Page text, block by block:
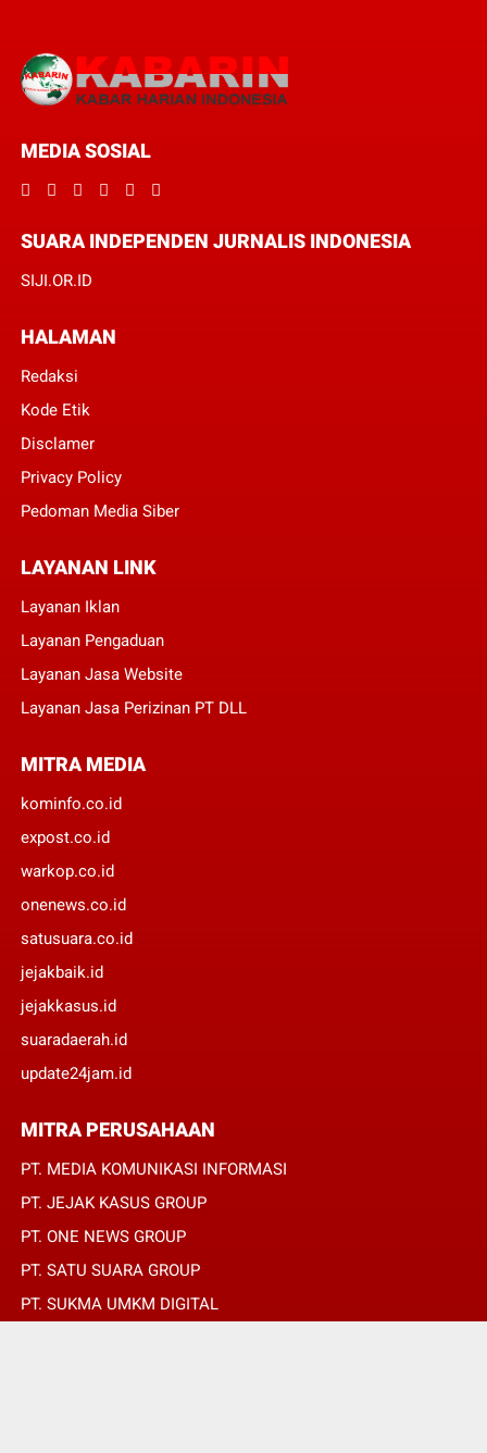
MEDIA SOSIAL
SUARA INDEPENDEN JURNALIS INDONESIA
SIJI.OR.ID
HALAMAN
Redaksi
Kode Etik
Disclamer
Privacy Policy
Pedoman Media Siber
LAYANAN LINK
Layanan Iklan
Layanan Pengaduan
Layanan Jasa Website
Layanan Jasa Perizinan PT DLL
MITRA MEDIA
kominfo.co.id
expost.co.id
warkop.co.id
onenews.co.id
satusuara.co.id
jejakbaik.id
jejakkasus.id
suaradaerah.id
update24jam.id
MITRA PERUSAHAAN
PT. MEDIA KOMUNIKASI INFORMASI
PT. JEJAK KASUS GROUP
PT. ONE NEWS GROUP
PT. SATU SUARA GROUP
PT. SUKMA UMKM DIGITAL